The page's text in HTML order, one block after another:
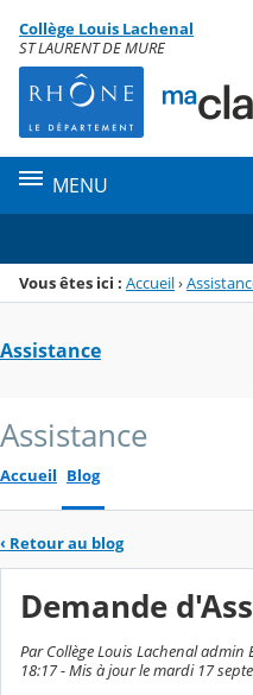
Menu de la rubrique
Contenu
Collège Louis Lachenal
ST LAURENT DE MURE
MENU
Vous êtes ici : Accueil›
Assistance
Assistance
Accueil Blog
‹ Retour au blog
Demande
Par Collège Louis Lachenal admin
18:17 - Mis à jour le mardi 17